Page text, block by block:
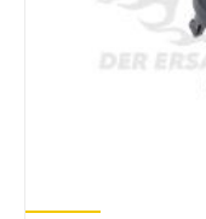
Volvo Ersatzteile